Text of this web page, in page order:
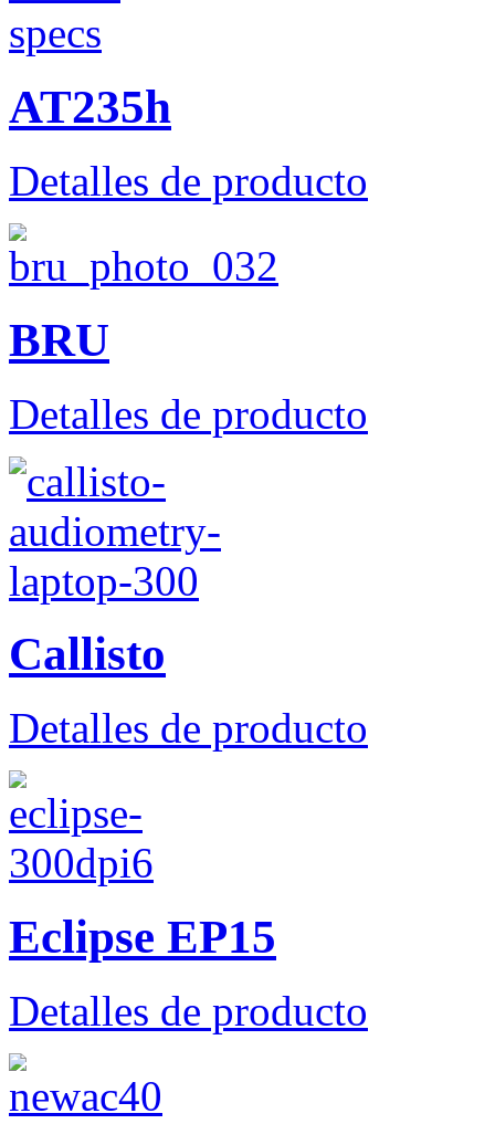
AT235h
Detalles de producto
BRU
Detalles de producto
Callisto
Detalles de producto
Eclipse EP15
Detalles de producto